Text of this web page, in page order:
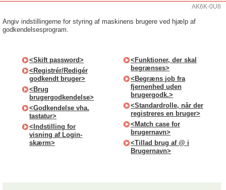
AK6K-0U8
Angiv indstillingerne for styring af maskinens brugere ved hjælp af
godkendelsesprogram.
<Skift password>
<Registrér/Redigér
godkendt bruger>
<Brug
brugergodkendelse>
<Godkendelse vha.
tastatur>
<Indstilling for
visning af Login-
skærm>
<Funktioner, der skal
begrænses>
<Begræns job fra
fjernenhed uden
brugergodk.>
<Standardrolle, når der
registreres en bruger>
<Match case for
brugernavn>
<Tillad brug af @ i
Brugernavn>